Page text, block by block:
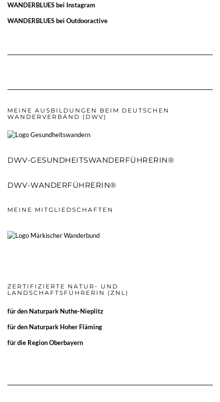
WANDERBLUES bei Instagram
WANDERBLUES bei Outdooractive
MEINE AUSBILDUNGEN BEIM DEUTSCHEN
WANDERVERBAND (DWV)
DWV-GESUNDHEITSWANDERFÜHRERIN®
DWV-WANDERFÜHRERIN®
MEINE MITGLIEDSCHAFTEN
ZERTIFIZIERTE NATUR- UND
LANDSCHAFTSFÜHRERIN (ZNL)
für den Naturpark Nuthe-Nieplitz
für den Naturpark Hoher Fläming
für die Region Oberbayern